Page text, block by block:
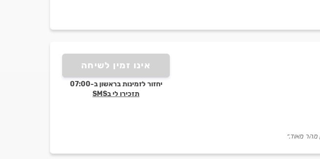
אינו זמין לשיחה
יחזור לזמינות בראשון ב-07:00
תזכירו לי בSMS
מאוד.״